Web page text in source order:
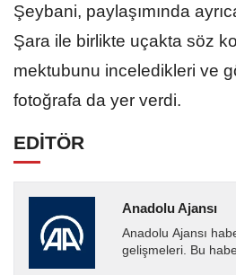
Şeybani, paylaşımında
Şara ile birlikte uçakta söz
mektubunu inceledikleri ve
fotoğrafa da yer verdi.
EDİTÖR
Anadolu Ajansı
Anadolu Ajansı
gelişmeleri. Bu